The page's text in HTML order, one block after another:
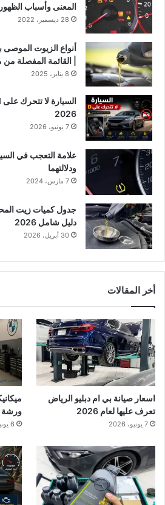
المعنى وأسباب الظهور
28 ديسمبر، 2022
| القائمة المفصلة
8 يناير، 2025
2026
7 يونيو، 2026
علامة التعجب في
ودلالتهما
7 مارس، 2024
جدول كميات زيت
دليل شامل 2026
30 أبريل، 2026
أخر المقالات
اسعار صيانة بي ام دبليو الرياض
تعرف عليها لعام 2026
7 يونيو، 2026
ورشة
6 يونيو، 2026